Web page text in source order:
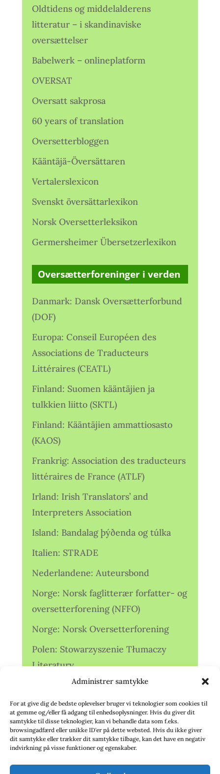
Administrer samtykke
For at give dig de bedste oplevelser bruger vi teknologier som cookies til
at gemme og/eller få adgang til enhedsoplysninger. Hvis du giver dit
samtykke til disse teknologier, kan vi behandle data som f.eks.
browsingadfærd eller unikke ID'er på dette websted. Hvis du ikke giver
dit samtykke eller trækker dit samtykke tilbage, kan det have en negativ
indvirkning på visse funktioner og egenskaber.
Oldtidens og middelalderens
litteratur – i skandinaviske
oversættelser
Babelwerk – onlineplatform
OVERSAT
Oversatt sakprosa
60 years of translation
Oversetterbloggen
Kääntäjä-Översättaren
Vertalerslexicon
Svenskt översättarlexikon
Norsk Oversetterleksikon
Germersheimer Übersetzerlexikon
Oversætterforeninger i verden
Danmark: Dansk Oversætterforbund
(DOF)
Europa: Conseil Européen des
Associations de Traducteurs
Littéraires (CEATL)
Finland: Suomen kääntäjien ja
tulkkien liitto (SKTL)
Finland: Kääntäjien ammattiosasto
(KAOS)
Frankrig: Association des traducteurs
littéraires de France (ATLF)
Irland: Irish Translators’ and
Interpreters Association
Island: Bandalag þýðenda og túlka
Italien: STRADE
Nederlandene: Auteursbond
Norge: Norsk faglitterær forfatter- og
oversetterforening (NFFO)
Norge: Norsk Oversetterforening
Polen: Stowarzyszenie Tłumaczy
Literatury
Storbritannien: Translators
Association (TA)
Sverige: Översättarsektionen (Ö.)
Sverige: Översättarcentrum (ÖC)